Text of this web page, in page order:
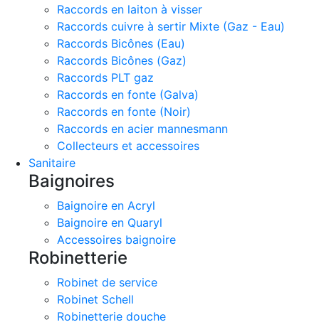
Raccords en laiton à visser
Raccords cuivre à sertir Mixte (Gaz - Eau)
Raccords Bicônes (Eau)
Raccords Bicônes (Gaz)
Raccords PLT gaz
Raccords en fonte (Galva)
Raccords en fonte (Noir)
Raccords en acier mannesmann
Collecteurs et accessoires
Sanitaire
Baignoires
Baignoire en Acryl
Baignoire en Quaryl
Accessoires baignoire
Robinetterie
Robinet de service
Robinet Schell
Robinetterie douche